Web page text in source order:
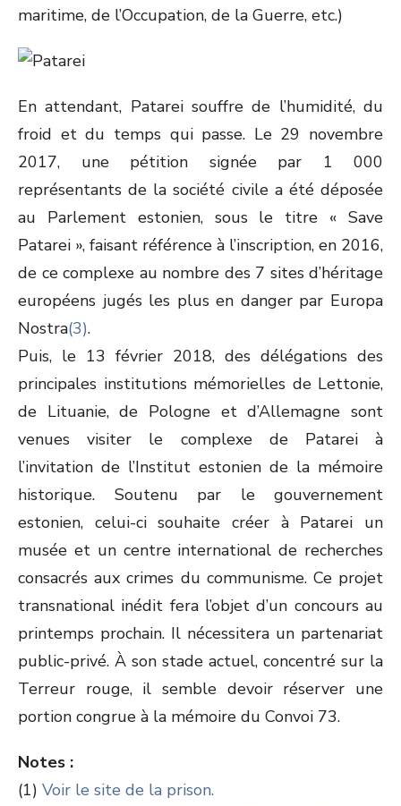
maritime, de l’Occupation, de la Guerre, etc.)
En attendant, Patarei souffre de l’humidité, du
froid et du temps qui passe. Le 29 novembre
2017, une pétition signée par 1 000
représentants de la société civile a été déposée
au Parlement estonien, sous le titre « Save
Patarei », faisant référence à l’inscription, en 2016,
de ce complexe au nombre des 7 sites d’héritage
européens jugés les plus en danger par Europa
Nostra(3).
Puis, le 13 février 2018, des délégations des
principales institutions mémorielles de Lettonie,
de Lituanie, de Pologne et d’Allemagne sont
venues visiter le complexe de Patarei à
l’invitation de l’Institut estonien de la mémoire
historique. Soutenu par le gouvernement
estonien, celui-ci souhaite créer à Patarei un
musée et un centre international de recherches
consacrés aux crimes du communisme. Ce projet
transnational inédit fera l’objet d’un concours au
printemps prochain. Il nécessitera un partenariat
public-privé. À son stade actuel, concentré sur la
Terreur rouge, il semble devoir réserver une
portion congrue à la mémoire du Convoi 73.
Notes :
(1) Voir le site de la prison.